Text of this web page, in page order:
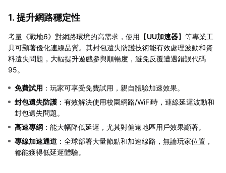
1. 提升網路穩定性
考量《戰地6》對網路環境的高需求，使用【UU加速器】等專業工
具可顯著優化連線品質。其封包遺失防護技術能有效處理波動和資
料遺失問題，大幅提升遊戲參與順暢度，避免反覆遭遇錯誤代碼
95。
免費試用 ：玩家可享受免費試用，親自體驗加速效果。
封包遺失防護 ：有效解決使用校園網路/WiFi時，連線延遲波動和
封包遺失問題。
高速專網 ：能大幅降低延遲，尤其對偏遠地區用戶效果顯著。
專線加速通道 ：全球部署大量節點和加速線路，無論玩家位置，
都能獲得低延遲體驗。